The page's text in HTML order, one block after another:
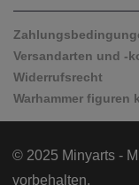
Versandarten und -
Widerrufsrecht
Warhammer figuren
© 2025 Minyarts -
vorbehalten.